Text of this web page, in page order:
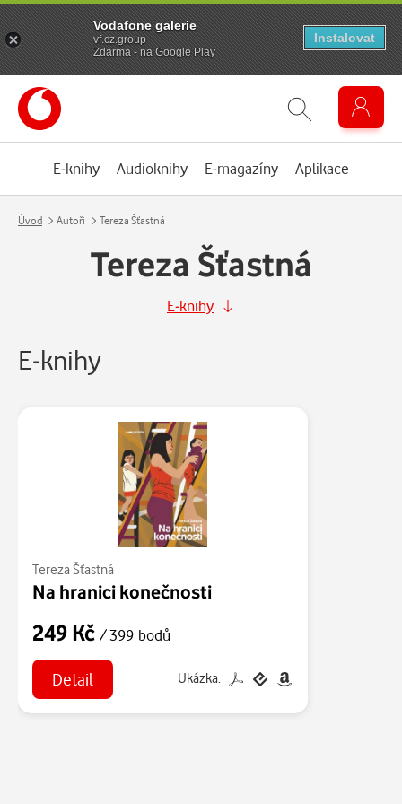
E-knihy Audioknihy E-magazíny Aplikace
Úvod Autoři Tereza Šťastná
Tereza Šťastná
E-knihy
E-knihy
Tereza Šťastná
Na hranici konečnosti
249 Kč / 399 bodů
Detail Ukázka:
Vodafone galerie
vf.cz.group
Zdarma - na Google Play
Instalovat